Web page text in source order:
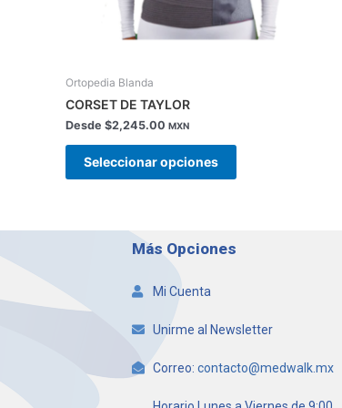
Ortopedia Blanda
CORSET DE TAYLOR
Desde $2,245.00 MXN
Seleccionar opciones
en
Más Opciones
Mi Cuenta
Unirme al Newsletter
Correo: contacto@medwalk.mx